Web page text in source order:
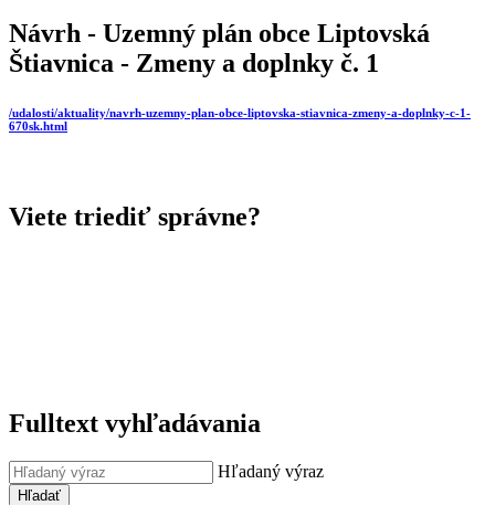
Návrh - Uzemný plán obce Liptovská
Štiavnica - Zmeny a doplnky č. 1
/udalosti/aktuality/navrh-uzemny-plan-obce-liptovska-stiavnica-zmeny-a-doplnky-c-1-
670sk.html
Viete triediť správne?
Fulltext vyhľadávania
Hľadaný výraz
Hľadať